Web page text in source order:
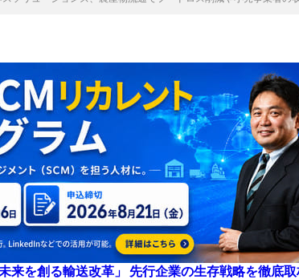
来を創る輸送改革」 先行企業の生存戦略を徹底